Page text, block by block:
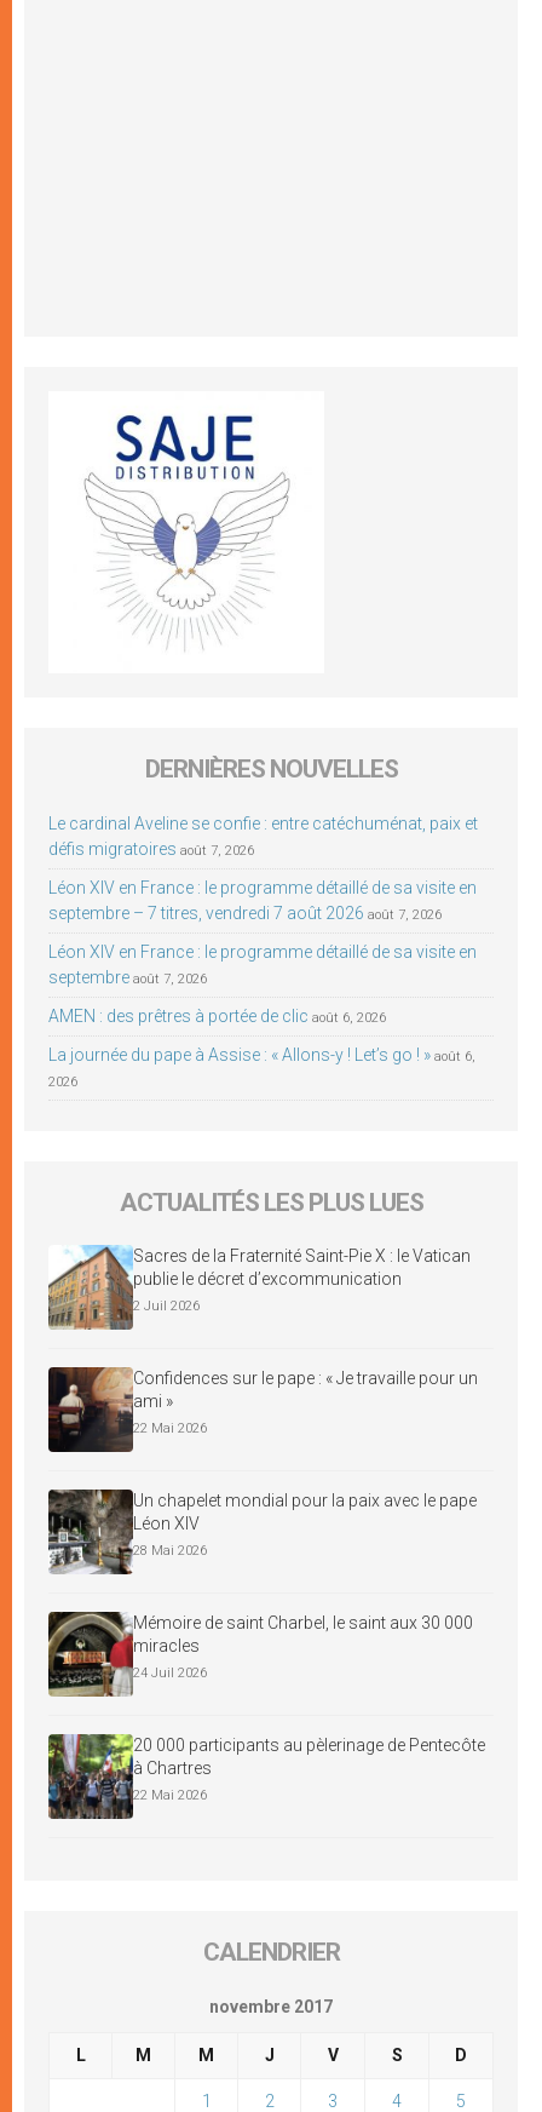
DERNIÈRES NOUVELLES
Le cardinal Aveline se confie : entre catéchuménat, paix et
défis migratoires août 7, 2026
Léon XIV en France : le programme détaillé de sa visite en
septembre – 7 titres, vendredi 7 août 2026 août 7, 2026
Léon XIV en France : le programme détaillé de sa visite en
septembre août 7, 2026
AMEN : des prêtres à portée de clic août 6, 2026
La journée du pape à Assise : « Allons-y ! Let’s go ! » août 6,
2026
ACTUALITÉS LES PLUS LUES
Sacres de la Fraternité Saint-Pie X : le Vatican
publie le décret d’excommunication
2 Juil 2026
Confidences sur le pape : « Je travaille pour un
ami »
22 Mai 2026
Un chapelet mondial pour la paix avec le pape
Léon XIV
28 Mai 2026
Mémoire de saint Charbel, le saint aux 30 000
miracles
24 Juil 2026
20 000 participants au pèlerinage de Pentecôte
à Chartres
22 Mai 2026
CALENDRIER
novembre 2017
L M M J V S D
1 2 3 4 5